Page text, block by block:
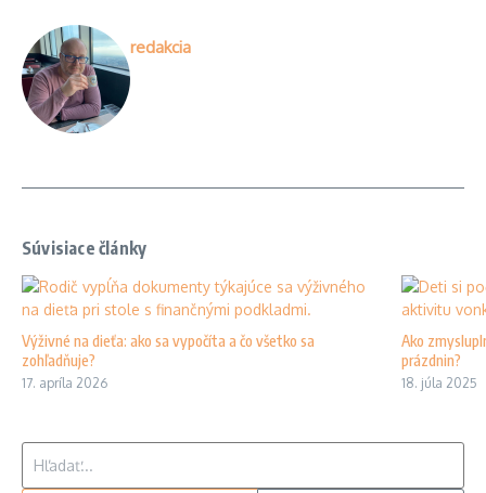
redakcia
Súvisiace články
Výživné na dieťa: ako sa vypočíta a čo všetko sa
zohľadňuje?
17. apríla 2026
Ako
prázdnin?
18. júla 2025